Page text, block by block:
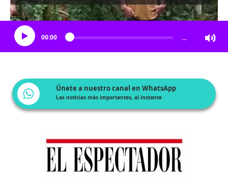
Escucha el artículo
00:00 …
Únete a nuestro canal en WhatsApp
Las noticias más importantes, al instante